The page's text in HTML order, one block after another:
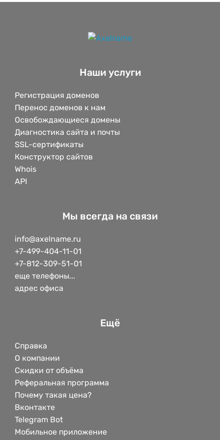
Наши услуги
Регистрация доменов
Перенос доменов к нам
Освобождающиеся домены
Диагностика сайта и почты
SSL-сертификаты
Конструктор сайтов
Whois
API
Мы всегда на связи
info@axelname.ru
+7-499-404-11-01
+7-812-309-51-01
еще телефоны...
адрес офиса
Ещё
Справка
О компании
Скидки от объёма
Реферальная программа
Почему такая цена?
Вконтакте
Telegram Bot
Мобильное приложение